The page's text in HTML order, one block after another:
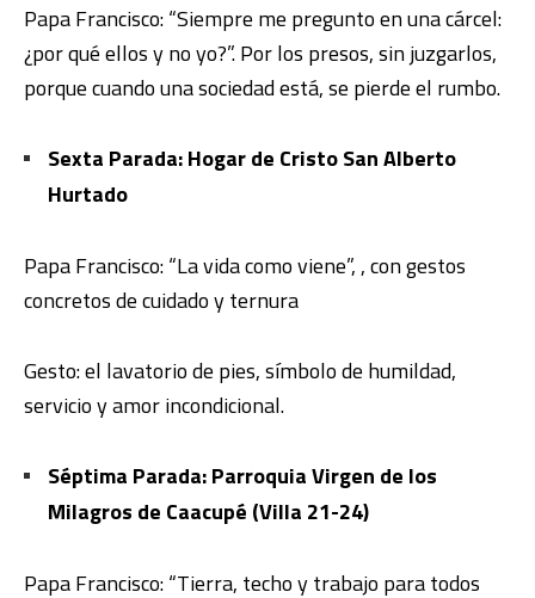
Papa Francisco: “Siempre me pregunto en una cárcel:
¿por qué ellos y no yo?”. Por los presos, sin juzgarlos,
porque cuando una sociedad está, se pierde el rumbo.
Sexta Parada: Hogar de Cristo San Alberto
Hurtado
Papa Francisco: “La vida como viene”, , con gestos
concretos de cuidado y ternura
Gesto: el lavatorio de pies, símbolo de humildad,
servicio y amor incondicional.
Séptima Parada: Parroquia Virgen de los
Milagros de Caacupé (Villa 21-24)
Papa Francisco: “Tierra, techo y trabajo para todos